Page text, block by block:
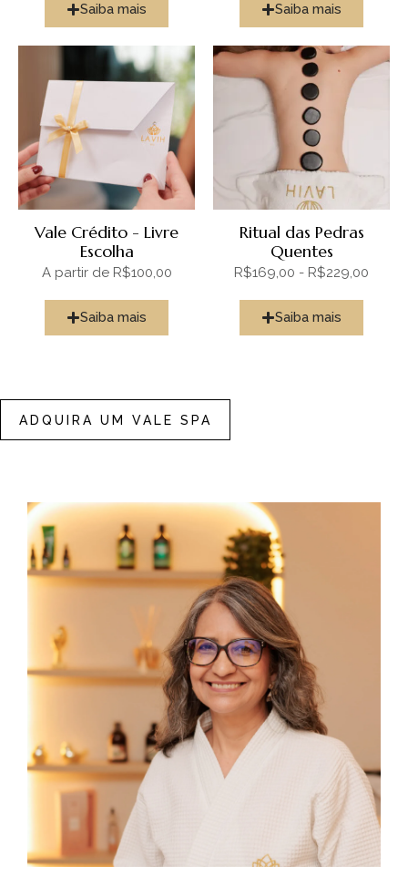
Saiba mais Saiba mais
Vale Crédito - Livre
Escolha
A partir de R$100,00
Saiba mais
Ritual das Pedras
Quentes
R$169,00 - R$229,00
Saiba mais
ADQUIRA UM VALE SPA